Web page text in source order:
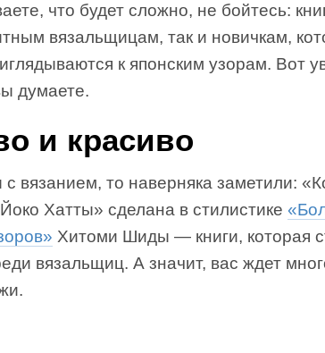
что будет сложно, не бойтесь:
вязальщицам, так и новичкам,
к японским узорам. Вот
думаете.
и красиво
вязанием, то наверняка заметили:
Хатты» сделана в стилистике
Хитоми Шиды — книги, которая
вязальщиц. А значит, вас ждет